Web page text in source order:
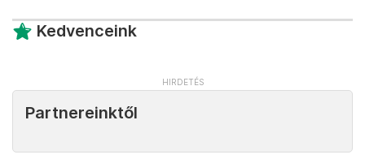
Kedvenceink
Partnereinktől